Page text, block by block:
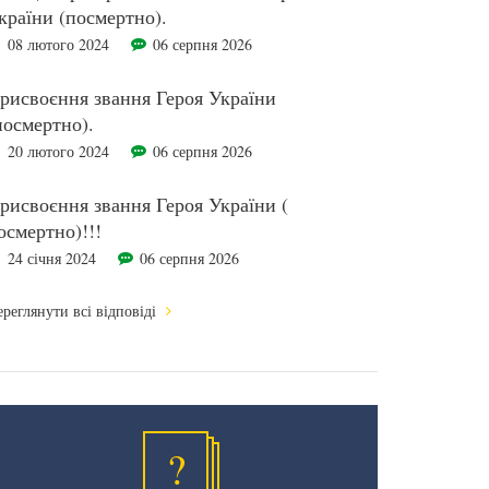
(посмертно).
08 лютого 2024 06 серпня 2026
звання Героя України
20 лютого 2024 06 серпня 2026
звання Героя України (
24 січня 2024 06 серпня 2026
всі відповіді
?